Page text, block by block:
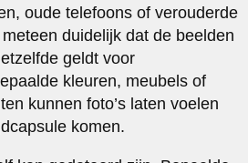
oude telefoons of verouderde
duidelijk dat de beelden
geldt voor
kleuren, meubels of
kunnen foto’s laten voelen
komen.